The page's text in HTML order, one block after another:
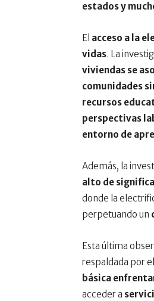
estados y
El acceso a la
vidas. La
viviendas se
comunidades
recursos
perspectivas
entorno de
Además, la
alto de
donde la
perpetuando un
Esta última
respaldada por el
básica
acceder a